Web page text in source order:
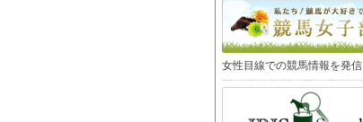
女性目線での競馬情報を発信